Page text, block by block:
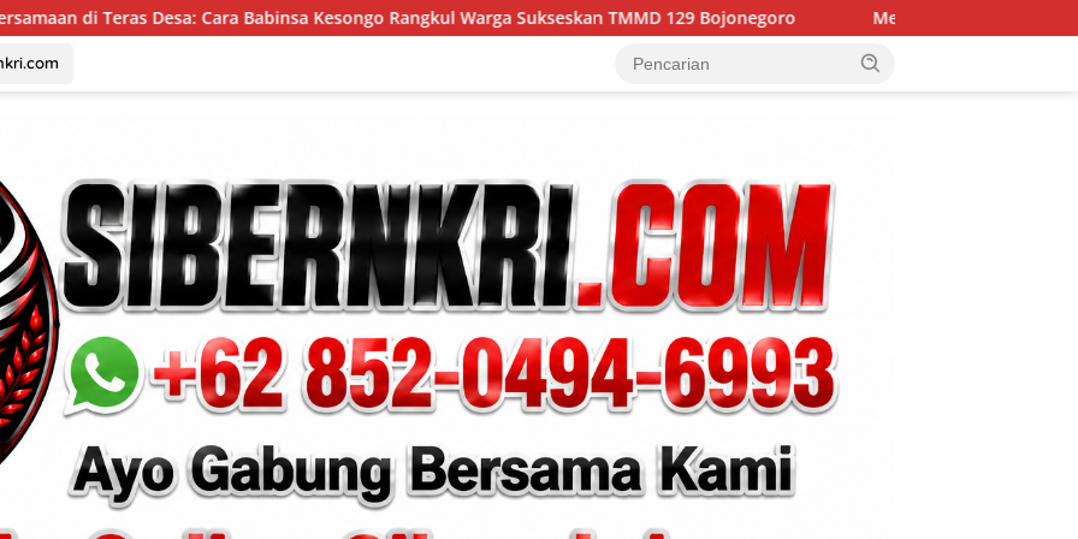
Cara Babinsa Kesongo Rangkul Warga Sukseskan TMMD 129 Bojonegoro Merajut Asa di Dusun Krebet: Satgas